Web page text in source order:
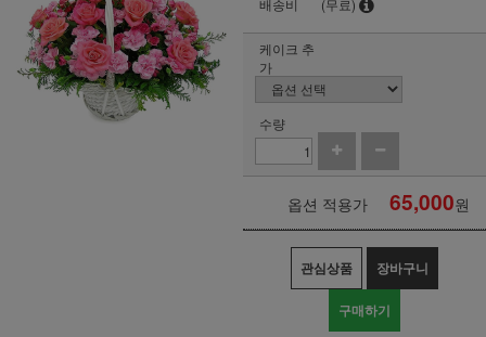
배송비
(무료)
케이크 추
가
수량
옵션 적용가 65,000원
관심상품 장바구니
구매하기